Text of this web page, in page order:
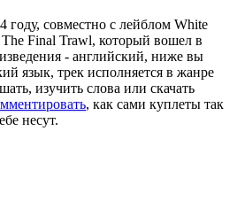
году, совместно с лейблом White
Final Trawl, который вошел в
- английский, ниже вы
язык, трек исполняется в жанре
изучить слова или скачать
, как сами куплеты так
несут.